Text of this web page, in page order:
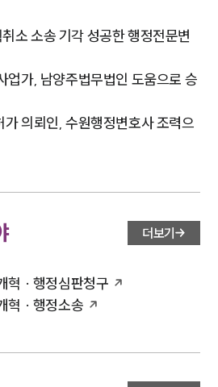
소 소송 기각 성공한 행정전문변
업가, 남양주법무법인 도움으로 승
의뢰인, 수원행정변호사 조력으
더보기
혁 · 행정심판청구
혁 · 행정소송